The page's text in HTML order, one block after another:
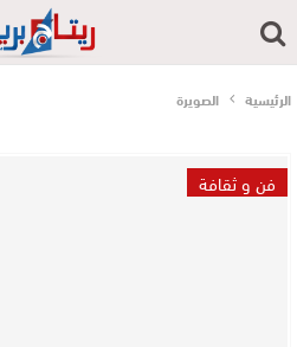
الرئيسية الصويرة
فن و ثقافة